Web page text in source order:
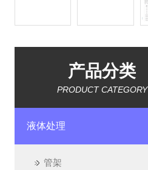
产品分类
PRODUCT CATEGORY
液体处理
管架